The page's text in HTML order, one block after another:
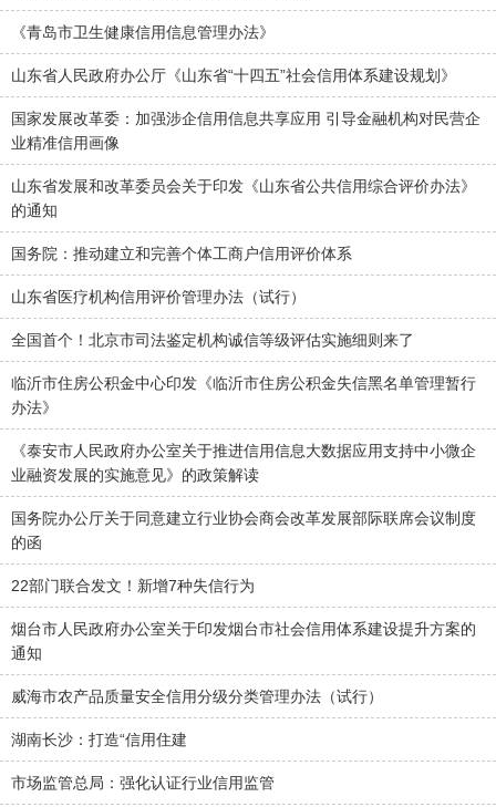
《青岛市卫生健康信用信息管理办法》
山东省人民政府办公厅《山东省“十四五”社会信用体系建设规划》
国家发展改革委：加强涉企信用信息共享应用 引导金融机构对民营企
业精准信用画像
山东省发展和改革委员会关于印发《山东省公共信用综合评价办法》
的通知
国务院：推动建立和完善个体工商户信用评价体系
山东省医疗机构信用评价管理办法（试行）
全国首个！北京市司法鉴定机构诚信等级评估实施细则来了
临沂市住房公积金中心印发《临沂市住房公积金失信黑名单管理暂行
办法》
《泰安市人民政府办公室关于推进信用信息大数据应用支持中小微企
业融资发展的实施意见》的政策解读
国务院办公厅关于同意建立行业协会商会改革发展部际联席会议制度
的函
22部门联合发文！新增7种失信行为
烟台市人民政府办公室关于印发烟台市社会信用体系建设提升方案的
通知
威海市农产品质量安全信用分级分类管理办法（试行）
湖南长沙：打造“信用住建
市场监管总局：强化认证行业信用监管